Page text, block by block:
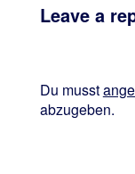
Leave a
Du musst
abzugeben.